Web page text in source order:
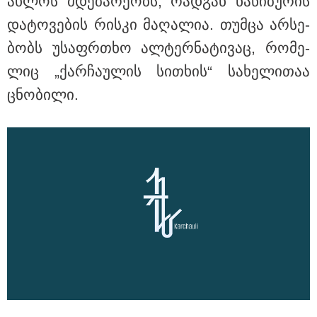
ღირს გრამი საქართველოში?
და­ტო­ვე­ბის რის­კი მა­ღა­ლია. თუმ­ცა არ­სე­
ბობს უსაფრ­თხო ალ­ტერ­ნა­ტი­ვაც, რო­მე­
ლიც „ქარ­ჩა­უ­ლის სი­თხის“ სა­ხე­ლი­თაა
ცნო­ბი­ლი.